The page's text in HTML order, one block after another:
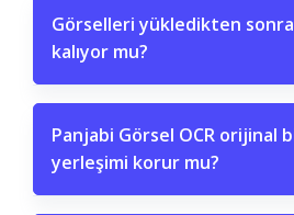
Görselleri yükledikten
kalıyor mu?
Panjabi Görsel OCR orijinal
yerleşimi korur mu?